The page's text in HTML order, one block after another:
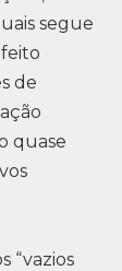
segue
de
quase
“vazios